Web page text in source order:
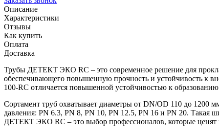
Описание
Характеристики
Отзывы
Как купить
Оплата
Доставка
Трубы ДЕТЕКТ ЭКО RC – это современное решение для
обеспечивающего повышенную прочность и устойчивость к
100-RC отличается повышенной устойчивостью к
Сортамент труб охватывает диаметры от DN/OD 110 до 1200
давления: PN 6.3, PN 8, PN 10, PN 12.5, PN 16 и PN 20. Такая
ДЕТЕКТ ЭКО RC – это выбор профессионалов, которые ценят